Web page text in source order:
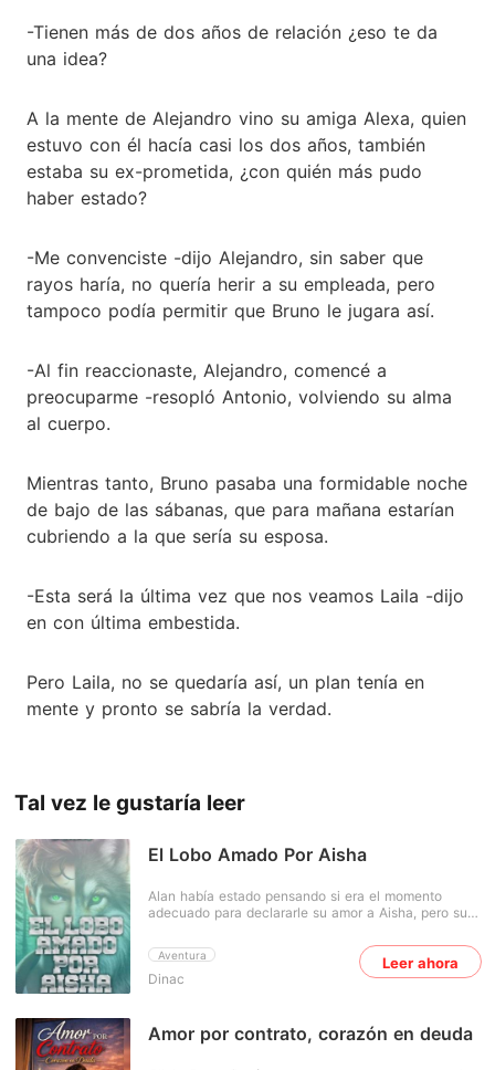
-Tienen más de dos años de relación ¿eso te da
una idea?
A la mente de Alejandro vino su amiga Alexa, quien
estuvo con él hacía casi los dos años, también
estaba su ex-prometida, ¿con quién más pudo
haber estado?
-Me convenciste -dijo Alejandro, sin saber que
rayos haría, no quería herir a su empleada, pero
tampoco podía permitir que Bruno le jugara así.
-Al fin reaccionaste, Alejandro, comencé a
preocuparme -resopló Antonio, volviendo su alma
al cuerpo.
Mientras tanto, Bruno pasaba una formidable noche
de bajo de las sábanas, que para mañana estarían
cubriendo a la que sería su esposa.
-Esta será la última vez que nos veamos Laila -dijo
en con última embestida.
Pero Laila, no se quedaría así, un plan tenía en
mente y pronto se sabría la verdad.
Tal vez le gustaría leer
El Lobo Amado Por Aisha
Aventura
Dinac
Alan había estado pensando si era el momento
adecuado para declararle su amor a Aisha, pero su
declararse. Ya que tuvo una relación oculta con la
mujer del Alfa, y esto le había dado mala fama, y
causado problemas. Una noche él había sentido que
Aisha, pero este no dio por vencido y continuó sus
conquistas hasta al fin lograrlo. Primeramente se
Leer ahora
Amor por contrato, corazón en deuda